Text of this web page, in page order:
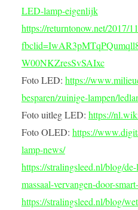
LED-lamp-eigenlijk
https://returntonow.net/2017/
W00NKZresSvSAIxc
Foto LED: https://
besparen/zuinige-lampen/
Foto uitleg LED: https://
Foto OLED: https://
lamp-news/
https://stralingsleed.nl/blog/
massaal-vervangen-door-
https://stralingsleed.nl/blog/